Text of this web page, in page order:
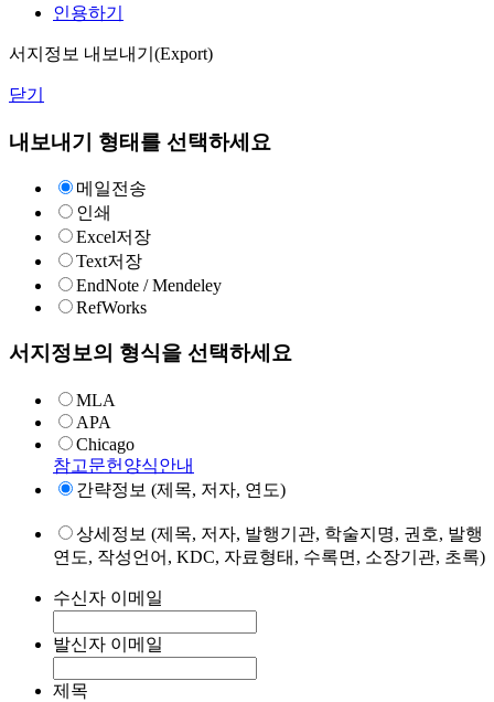
인용하기
서지정보 내보내기(Export)
닫기
내보내기 형태를 선택하세요
메일전송
인쇄
Excel저장
Text저장
EndNote / Mendeley
RefWorks
서지정보의 형식을 선택하세요
MLA
APA
Chicago
참고문헌양식안내
간략정보 (제목, 저자, 연도)
상세정보 (제목, 저자, 발행기관, 학술지명, 권호, 발행
연도, 작성언어, KDC, 자료형태, 수록면, 소장기관, 초록)
수신자 이메일
발신자 이메일
제목